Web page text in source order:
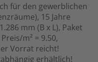
für den gewerblichen
15 Jahre
mm (B x L), Paket
m² = 9.50,
Vorrat reicht!
erhältlich!